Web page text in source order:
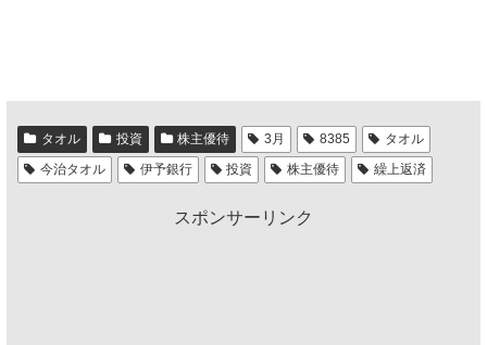
タオル 投資 株主優待 3月 8385
タオル
今治タオル
伊予銀行 投資 株主優待 繰上返済
スポンサーリンク